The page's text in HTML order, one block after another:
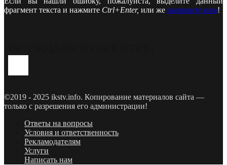
фрагмент текста и нажмите Ctrl+Enter, или же напишите нам!
©2019 - 2025 ikstv.info. Копирование материалов сайта —
только с разрешения его администрации!
Ответы на вопросы
Условия и ответственность
Рекламодателям
Услуги
Написать нам